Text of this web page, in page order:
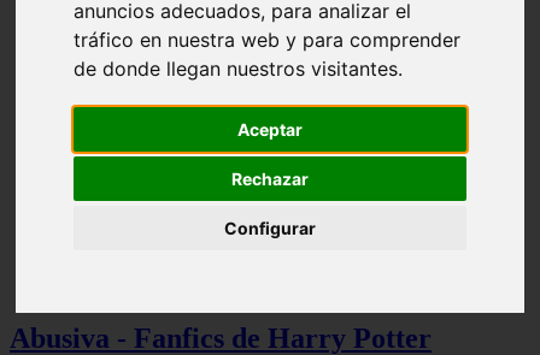
anuncios adecuados, para analizar el
tráfico en nuestra web y para comprender
de donde llegan nuestros visitantes.
Aceptar
Rechazar
Configurar
Otra vez - Potterfics, tu versión de la historia
Abusiva - Fanfics de Harry Potter